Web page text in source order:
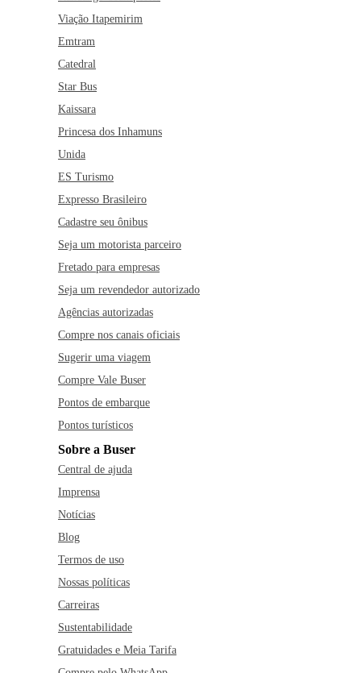
Viação Itapemirim
Emtram
Catedral
Star Bus
Kaissara
Princesa dos Inhamuns
Unida
ES Turismo
Expresso Brasileiro
Cadastre seu ônibus
Seja um motorista parceiro
Fretado para empresas
Seja um revendedor autorizado
Agências autorizadas
Compre nos canais oficiais
Sugerir uma viagem
Compre Vale Buser
Pontos de embarque
Pontos turísticos
Sobre a Buser
Central de ajuda
Imprensa
Notícias
Blog
Termos de uso
Nossas políticas
Carreiras
Sustentabilidade
Gratuidades e Meia Tarifa